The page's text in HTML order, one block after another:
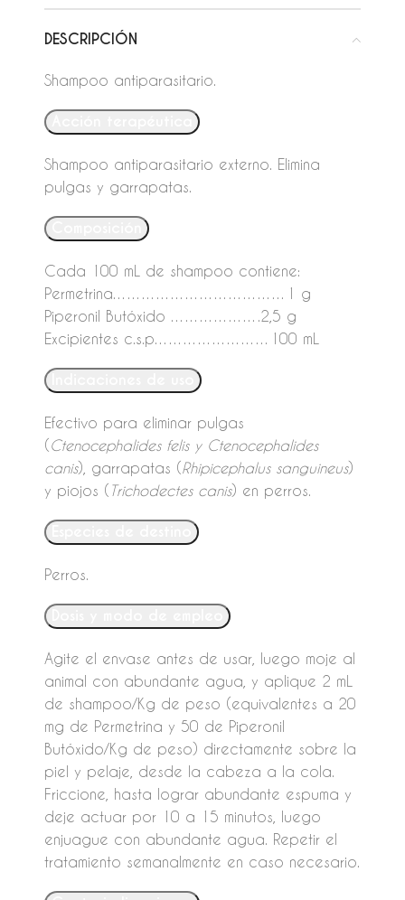
DESCRIPCIÓN
Shampoo antiparasitario.
Shampoo antiparasitario externo. Elimina
pulgas y garrapatas.
Cada 100 mL de shampoo contiene:
Permetrina………………………………1 g
Piperonil Butóxido ……………….2,5 g
Excipientes c.s.p……………………100 mL
Efectivo para eliminar pulgas
(Ctenocephalides felis y Ctenocephalides
canis), garrapatas (Rhipicephalus sanguineus)
y piojos ( Trichodectes canis) en perros.
Perros.
Agite el envase antes de usar, luego moje al
animal con abundante agua, y aplique 2 mL
de shampoo/Kg de peso (equivalentes a 20
mg de Permetrina y 50 de Piperonil
Butóxido/Kg de peso) directamente sobre la
piel y pelaje, desde la cabeza a la cola.
Friccione, hasta lograr abundante espuma y
deje actuar por 10 a 15 minutos, luego
enjuague con abundante agua. Repetir el
tratamiento semanalmente en caso necesario.